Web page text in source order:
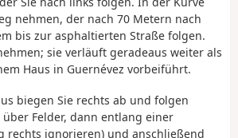
nehmen, der nach 70 Metern nach
bis zur asphaltierten Straße folgen.
sie verläuft geradeaus weiter als
Haus in Guernévez vorbeiführt.
biegen Sie rechts ab und folgen
Felder, dann entlang einer
rechts ignorieren) und anschließend